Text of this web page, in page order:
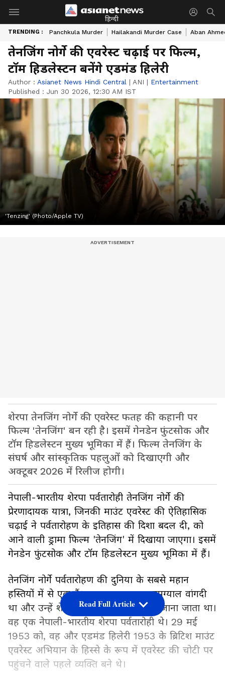
हिन्दी
TRENDING : Panchkula Murder Hailakandi Murder Case Aban
तेनजिंग नोर्गे की एवरेस्ट चढ़ाई पर फिल्म,
टॉम हिडलेस्टन बनेंगे एडमंड हिलेरी
Author : Asianet News Hindi Central | ANI | Entertainment
Published : Jun 30 2026, 12:30 AM IST
'Tenzing' (Photo/Apple TV)
शेरपा तेनजिंग नोर्गे की एवरेस्ट फतह की कहानी पर
फिल्म 'तेनजिंग' बन रही है। इसमें गेनडेन फुंटसोक और
टॉम हिडलेस्टन मुख्य भूमिका में हैं। फिल्म तेनजिंग के
संघर्ष और सांस्कृतिक पहलुओं को दिखाएगी और
अक्टूबर 2026 में रिलीज होगी।
नेपाली-भारतीय शेरपा पर्वतारोही तेनजिंग नोर्गे की
प्रेरणादायक यात्रा, जिनकी माउंट एवरेस्ट की ऐतिहासिक
चढ़ाई ने पर्वतारोहण के इतिहास की दिशा बदल दी, को
आने वाली ड्रामा फिल्म 'तेनजिंग' में दिखाया जाएगा। इसमें
गेनडेन फुंटसोक और टॉम हिडलेस्टन मुख्य भूमिका में हैं।
तेनजिंग नोर्गे पर्वतारोहण की दुनिया के सबसे महान
हस्तियों में से एक हैं। उनका जन्म नाम नामग्याल वांगदी
था और उन्हें शेरपा तेनजिंग के नाम से भी जाना जाता था।
वह एक नेपाली-भारतीय शेरपा पर्वतारोही थे। 29 मई
1953 को, वह और एडमंड हिलेरी 1953 के ब्रिटिश माउंट
एवरेस्ट अभियान के हिस्से के रूप में एवरेस्ट की चोटी पर
पहुंचने वाले पहले व्यक्ति बने थे।
Read Full Article